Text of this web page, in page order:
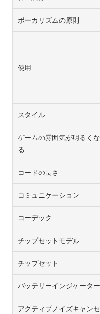
ボーカリズムの原則
使用
スタイル
ゲームの雰囲気が明るくな
る
コードの長さ
コミュニケーション
コーデック
チップセットモデル
チップセット
バッテリーインジケーター
アクティブノイズキャンセ